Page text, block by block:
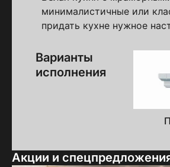
минималистичные или
придать кухне нужное
Варианты
исполнения
Акции и